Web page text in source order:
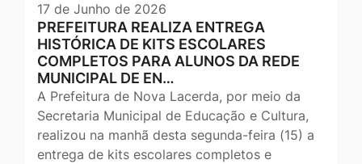
17 de Junho de 2026
PREFEITURA REALIZA ENTREGA
HISTÓRICA DE KITS ESCOLARES
COMPLETOS PARA ALUNOS DA REDE
MUNICIPAL DE EN…
A Prefeitura de Nova Lacerda, por meio da
Secretaria Municipal de Educação e Cultura,
realizou na manhã desta segunda-feira (15) a
entrega de kits escolares completos e